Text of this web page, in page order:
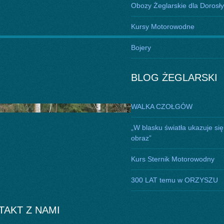
Obozy Żeglarskie dla
Kursy Motorowodne
Bojery
BLOG ŻEGLARSKI
WALKA CZOŁGÓW
„W blasku światła ukazuje się
obraz”
Kurs Sternik Motorowodny
300 LAT temu w ORZYSZU
Z NAMI